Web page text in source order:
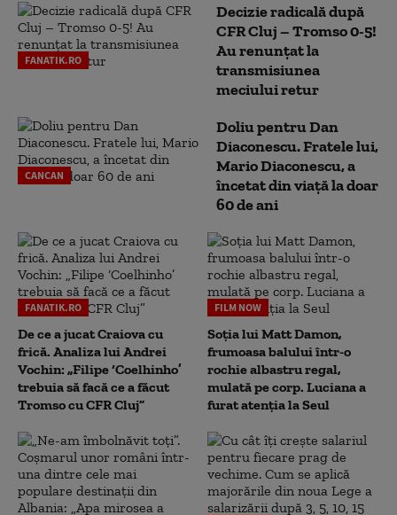
FANATIK.RO
Decizie radicală după
CFR Cluj – Tromso 0-5!
Au renunțat la
transmisiunea
meciului retur
CANCAN
Doliu pentru Dan
Diaconescu. Fratele lui,
Mario Diaconescu, a
încetat din viață la doar
60 de ani
FANATIK.RO
De ce a jucat Craiova cu
frică. Analiza lui Andrei
Vochin: „Filipe ‘Coelhinho’
trebuia să facă ce a făcut
Tromso cu CFR Cluj”
FILM NOW
Soția lui Matt Damon,
frumoasa balului într-o
rochie albastru regal,
mulată pe corp. Luciana a
furat atenția la Seul